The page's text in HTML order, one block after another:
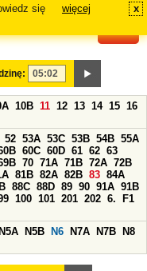
się
więcej x
10B 11 12 13 14 15 16
52 53A 53C 53B 54B 55A
60C 60D 61 62 63
70 71A 71B 72A 72B
81B 82A 82B 83 84A
88C 88D 89 90 91A 91B
100 101 201 202 6.
F1
N5A N5B N6 N7A N7B
N8